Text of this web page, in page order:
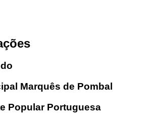
Marquês de Pombal
Popular Portuguesa